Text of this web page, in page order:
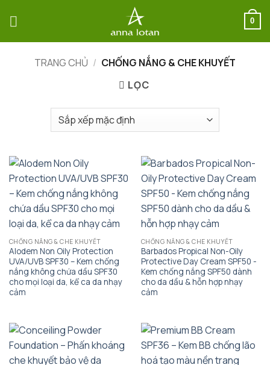
qua
0
TRANG CHỦ / CHỐNG NẮNG & CHE KHUYẾT
LỌC
CHỐNG NẮNG & CHE KHUYẾT
Alodem Non Oily Protection
UVA/UVB SPF30 – Kem chống
nắng không chứa dầu SPF30
cho mọi loại da, kể ca da nhạy
cảm
CHỐNG NẮNG & CHE KHUYẾT
Barbados Propical Non-Oily
Protective Day Cream SPF50 ​-
Kem chống nắng SPF50 dành
cho da dầu & hỗn hợp nhạy
cảm